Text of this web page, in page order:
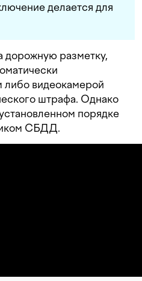
делается для
дорожную разметку,
либо видеокамерой
штрафа. Однако
порядке
СБДД.